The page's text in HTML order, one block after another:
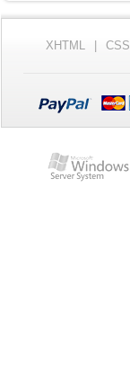
XHTML CSS